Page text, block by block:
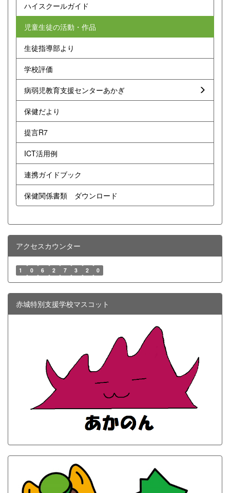
ハイスクールガイド
児童生徒の活動・作品
生徒指導部より
学校評価
病弱児教育支援センターあかぎ
保健だより
提言R7
ICT活用例
連携ガイドブック
保健関係書類 ダウンロード
アクセスカウンター
1 0 6 2 7 3 2 0
赤城特別支援学校マスコット